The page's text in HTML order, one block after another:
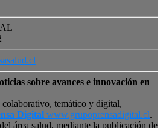
sobre avances e innovación en
colaborativo, temático y digital,
Digital www.grupoprensadigital.cl.
área salud, mediante la publicación de